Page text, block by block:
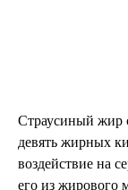
Страусиный жир
девять жирных
воздействие на
его из жирового